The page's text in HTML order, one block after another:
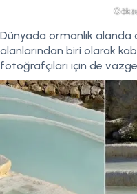
Dünyada ormanlık
alanlarından biri olarak
fotoğrafçıları için de